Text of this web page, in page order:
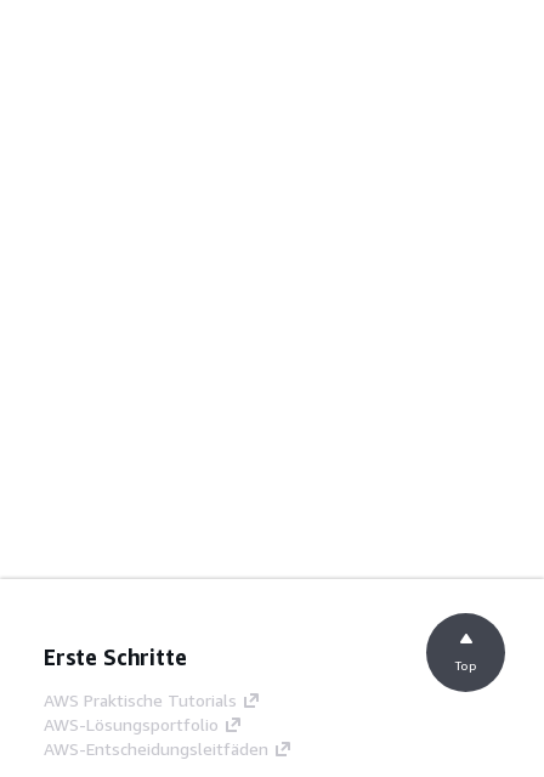
Erste Schritte
AWS Praktische Tutorials
AWS-Lösungsportfolio
AWS-Entscheidungsleitfäden
Top